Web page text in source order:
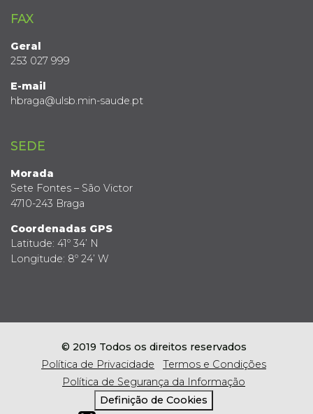
FAX
Geral
253 027 999
E-mail
hbraga@ulsb.min-saude.pt
SEDE
Morada
Sete Fontes – São Victor
4710-243 Braga
Coordenadas GPS
Latitude: 41º 34’ N
Longitude: 8º 24’ W
© 2019 Todos os direitos reservados
Política de Privacidade
Termos e Condições
Política de Segurança da Informação
Definição de Cookies